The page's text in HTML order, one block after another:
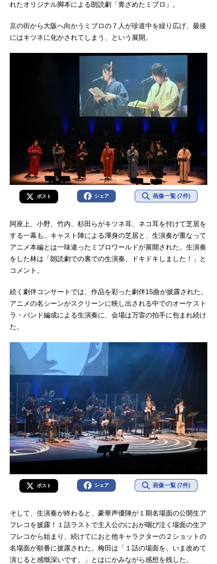
れたオリジナル脚本による朗読劇「青ざめたミブロ」。
京の街から大阪へ向かうミブロの７人が珍道中を繰り広げ、最後
にはキツネに化かされてしまう、という展開。
ポスト シェア 画像一覧 (7件)
阿座上、小野、竹内、杉田らがキツネ耳、ネコ耳を付けて芝居を
する一幕も。キャスト陣による渾身の芝居と、生演奏が重なって
アニメ本編とは一味違ったミブロワールドが展開された。生演奏
をした林は「朗読劇での裏での生演奏、ドキドキしました！」と
コメント。
続く劇伴コンサートでは、作品を彩った劇伴15曲が披露された。
アニメの名シーンがスクリーンに映し出される中でのオーケスト
ラ・バンド編成による生演奏に、会場は万雷の拍手に包まれ続け
た。
ポスト シェア 画像一覧 (7件)
そして、生演奏が終わると、豪華声優陣が１期名場面の公開生ア
フレコを披露！１話ラストで主人公のにおが咽び泣く場面の生ア
フレコから始まり、続けてにおと他キャラクターの２ショットの
名場面が順番に披露された。梅田は「１話の場面を、いま改めて
演じると感慨深いです。」とはにかみながら感想を残した。